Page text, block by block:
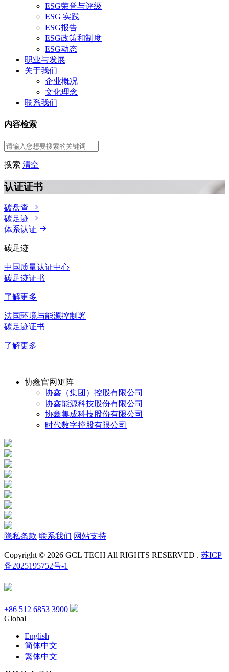
ESG荣誉与评级
ESG 实践
ESG报告
ESG政策和制度
ESG动态
职业与发展
关于我们
企业概况
文化理念
联系我们
内容检索
搜索 清空
认证证书
碳盘查
碳足迹
体系认证
碳足迹
中国质量认证中心
碳足迹证书
了解更多
法国环境与能源控制署
碳足迹证书
了解更多
协鑫官网矩阵
协鑫（集团）控股有限公司
协鑫能源科技股份有限公司
协鑫集成科技股份有限公司
时代数字控股有限公司
隐私条款 联系我们 网站支持
Copyright © 2026 GCL TECH All RIGHTS RESERVED . 苏ICP
备2025195752号-1
+86 512 6853 3900
Global
English
简体中文
繁体中文